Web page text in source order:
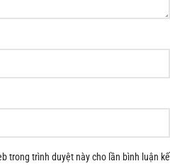
trong trình duyệt này cho lần bình luận kế